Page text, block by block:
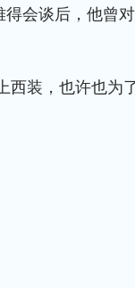
会谈后，他曾
西装，也许也为